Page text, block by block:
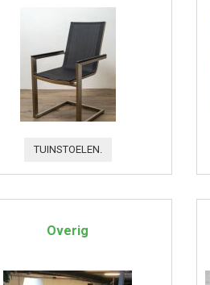
TUINSTOELEN.
Overig